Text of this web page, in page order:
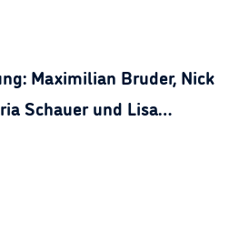
Maximilian Bruder, Nick
Schauer und Lisa